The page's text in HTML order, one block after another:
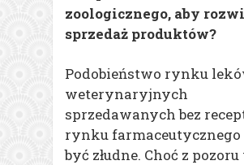
zoologicznego, aby
sprzedaż produktów?
Podobieństwo rynku
weterynaryjnych
sprzedawanych bez
rynku farmaceutycznego
być złudne. Choć z